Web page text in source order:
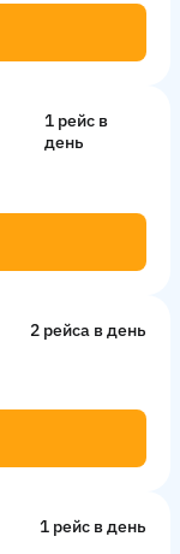
1 рейс в
день
2 рейсa в день
1 рейс в день